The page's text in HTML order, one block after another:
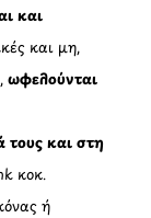
και
και μη,
ωφελούνται
τους και στη
κοκ.
ή